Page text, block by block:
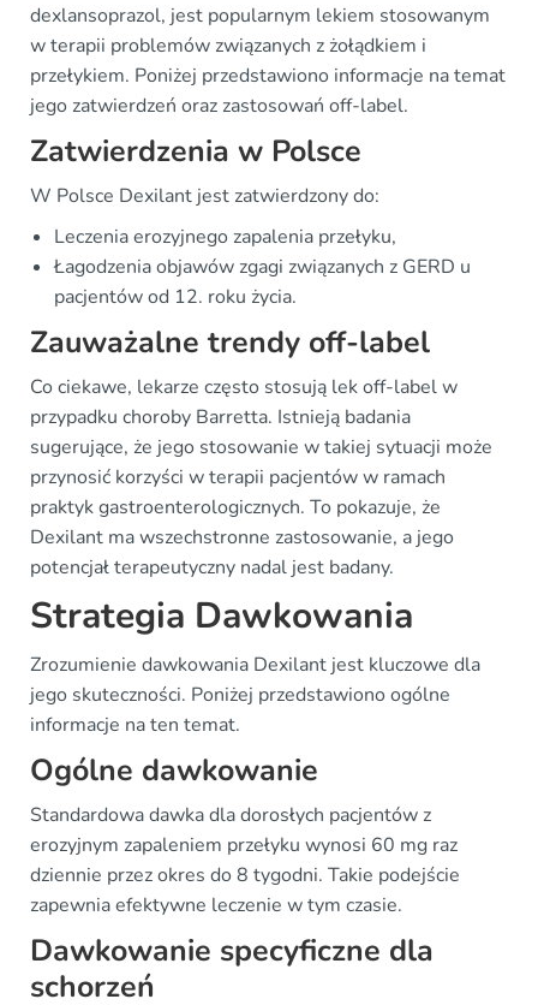
dexlansoprazol, jest popularnym lekiem stosowanym
w terapii problemów związanych z żołądkiem i
przełykiem. Poniżej przedstawiono informacje na temat
jego zatwierdzeń oraz zastosowań off-label.
Zatwierdzenia w Polsce
W Polsce Dexilant jest zatwierdzony do:
Leczenia erozyjnego zapalenia przełyku,
Łagodzenia objawów zgagi związanych z GERD u
pacjentów od 12. roku życia.
Zauważalne trendy off-label
Co ciekawe, lekarze często stosują lek off-label w
przypadku choroby Barretta. Istnieją badania
sugerujące, że jego stosowanie w takiej sytuacji może
przynosić korzyści w terapii pacjentów w ramach
praktyk gastroenterologicznych. To pokazuje, że
Dexilant ma wszechstronne zastosowanie, a jego
potencjał terapeutyczny nadal jest badany.
Strategia Dawkowania
Zrozumienie dawkowania Dexilant jest kluczowe dla
jego skuteczności. Poniżej przedstawiono ogólne
informacje na ten temat.
Ogólne dawkowanie
Standardowa dawka dla dorosłych pacjentów z
erozyjnym zapaleniem przełyku wynosi 60 mg raz
dziennie przez okres do 8 tygodni. Takie podejście
zapewnia efektywne leczenie w tym czasie.
Dawkowanie specyficzne dla
schorzeń